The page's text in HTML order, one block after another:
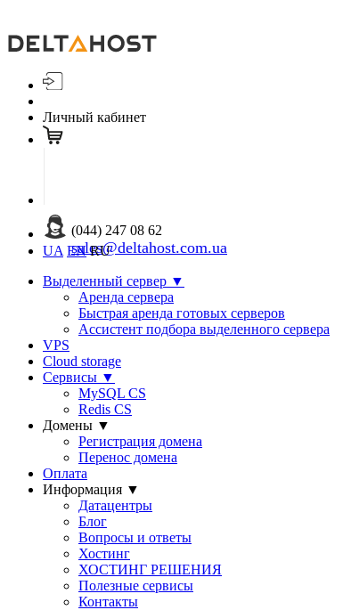
Личный кабинет
(044) 247 08 62
sales@deltahost.com.ua
UA EN RU
Выделенный сервер ▼
Аренда сервера
Быстрая аренда готовых серверов
Ассистент подбора выделенного сервера
VPS
Cloud storage
Сервисы ▼
MySQL CS
Redis CS
Домены ▼
Регистрация домена
Перенос домена
Оплата
Информация ▼
Датацентры
Блог
Вопросы и ответы
Хостинг
ХОСТИНГ РЕШЕНИЯ
Полезные сервисы
Контакты